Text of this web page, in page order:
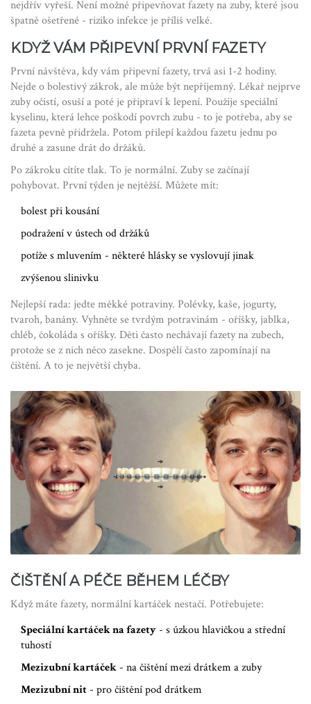
nejdřív vyřeší. Není možné připevňovat fazety na zuby, které jsou
špatně ošetřené - riziko infekce je příliš velké.
KDYŽ VÁM PŘIPEVNÍ PRVNÍ FAZETY
První návštěva, kdy vám připevní fazety, trvá asi 1-2 hodiny.
Nejde o bolestivý zákrok, ale může být nepříjemný. Lékař nejprve
zuby očistí, osuší a poté je připraví k lepení. Použije speciální
kyselinu, která lehce poškodí povrch zubu - to je potřeba, aby se
fazeta pevně přidržela. Potom přilepí každou fazetu jednu po
druhé a zasune drát do držáků.
Po zákroku cítíte tlak. To je normální. Zuby se začínají
pohybovat. První týden je nejtěžší. Můžete mít:
bolest při kousání
podražení v ústech od držáků
potíže s mluvením - některé hlásky se vyslovují jinak
zvýšenou slinivku
Nejlepší rada: jedte měkké potraviny. Polévky, kaše, jogurty,
tvaroh, banány. Vyhněte se tvrdým potravinám - oříšky, jablka,
chléb, čokoláda s oříšky. Děti často nechávají fazety na zubech,
protože se z nich něco zasekne. Dospělí často zapomínají na
čištění. A to je největší chyba.
ČIŠTĚNÍ A PÉČE BĚHEM LÉČBY
Když máte fazety, normální kartáček nestačí. Potřebujete:
Speciální kartáček na fazety - s úzkou hlavičkou a střední
tuhostí
Mezizubní kartáček - na čištění mezi drátkem a zuby
Mezizubní nit - pro čištění pod drátkem